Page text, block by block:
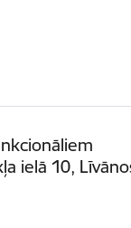
ielā 10,